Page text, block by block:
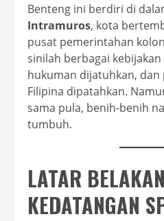
Benteng ini berdiri di
Intramuros, kota
pusat pemerintahan
sinilah berbagai
hukuman dijatuhkan,
Filipina dipatahkan.
sama pula, benih-benih
tumbuh.
LATAR
KEDATANGAN